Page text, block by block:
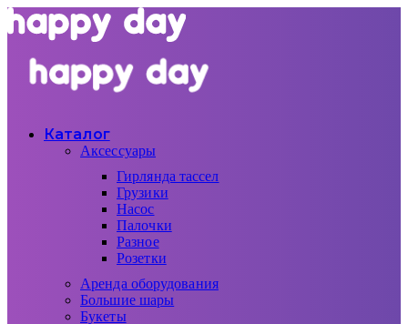
Каталог
Аксессуары
Гирлянда тассел
Грузики
Насос
Палочки
Разное
Розетки
Аренда оборудования
Большие шары
Букеты